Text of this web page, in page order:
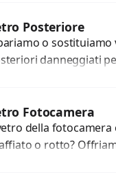
Posteriore
o sostituiamo
danneggiati
ricambi di alta
Fotocamera
della fotocamera
o rotto?